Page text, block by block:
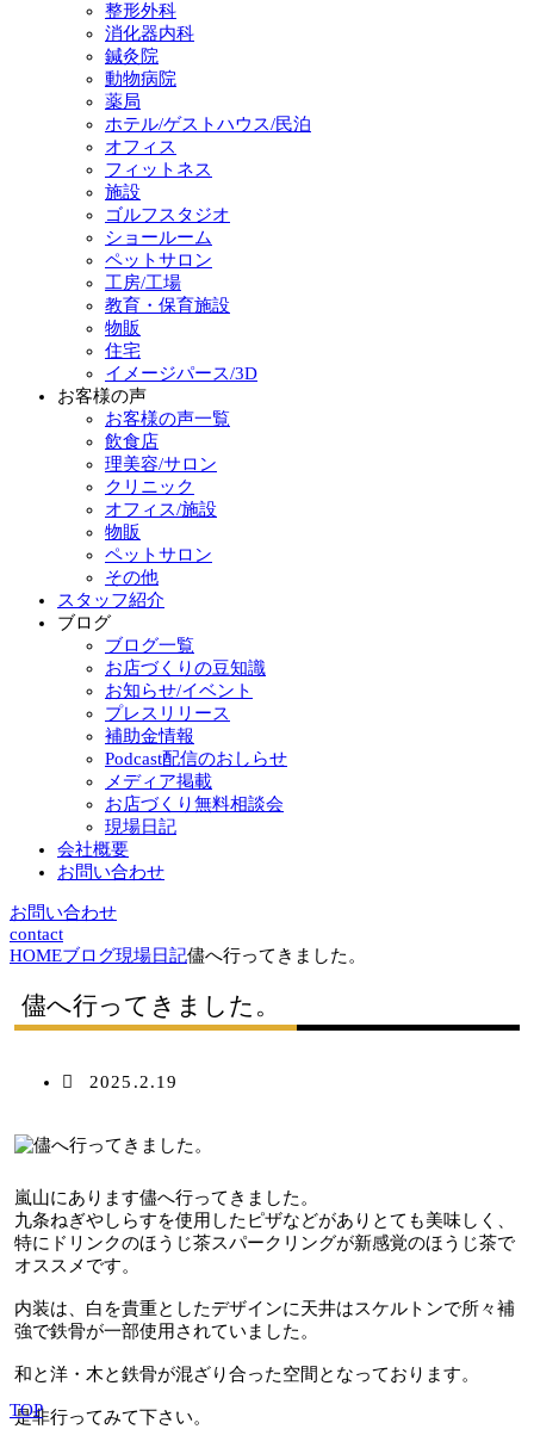
整形外科
消化器内科
鍼灸院
動物病院
薬局
ホテル/ゲストハウス/民泊
オフィス
フィットネス
施設
ゴルフスタジオ
ショールーム
ペットサロン
工房/工場
教育・保育施設
物販
住宅
イメージパース/3D
お客様の声
お客様の声一覧
飲食店
理美容/サロン
クリニック
オフィス/施設
物販
ペットサロン
その他
スタッフ紹介
ブログ
ブログ一覧
お店づくりの豆知識
お知らせ/イベント
プレスリリース
補助金情報
Podcast配信のおしらせ
メディア掲載
お店づくり無料相談会
現場日記
会社概要
お問い合わせ
TOP
お問い合わせ
contact
HOMEブログ現場日記儘へ行ってきました。
儘へ行ってきました。
2025.2.19
嵐山にあります儘へ行ってきました。
九条ねぎやしらすを使用したピザなどがありとても美味しく、
特にドリンクのほうじ茶スパークリングが新感覚のほうじ茶で
オススメです。
内装は、白を貴重としたデザインに天井はスケルトンで所々補
強で鉄骨が一部使用されていました。
和と洋・木と鉄骨が混ざり合った空間となっております。
是非行ってみて下さい。